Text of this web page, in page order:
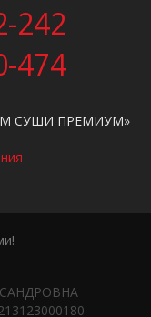
242
474
СУШИ ПРЕМИУМ»